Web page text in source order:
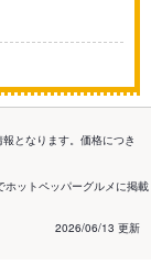
となります。価格につき
ットペッパーグルメに掲載
2026/06/13 更新